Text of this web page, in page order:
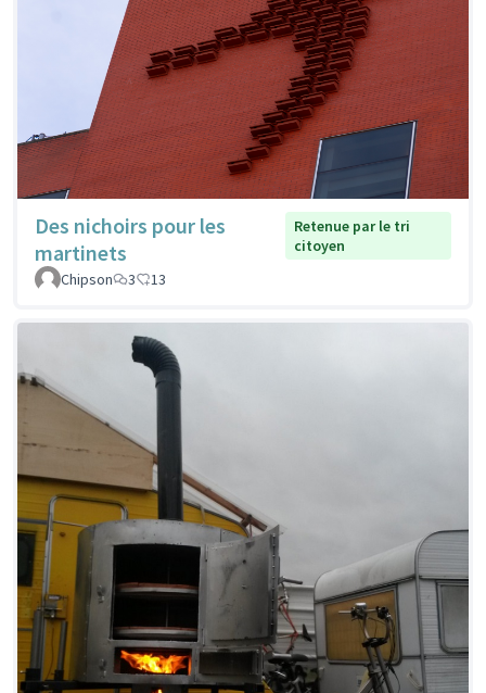
Des nichoirs pour les
martinets
Retenue par le tri
citoyen
Chipson
3 13